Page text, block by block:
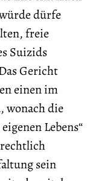
dürfe
freie
Suizids
Gericht
einen im
wonach die
Lebens“
sein